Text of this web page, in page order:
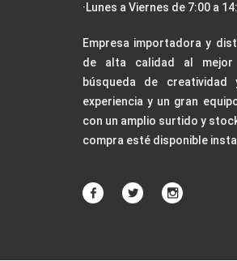
·Lunes a Viernes de 7:00 a
Empresa importadora y
de alta calidad al mejor
búsqueda de
experiencia y un gran
con un amplio surtido y
compra esté disponible